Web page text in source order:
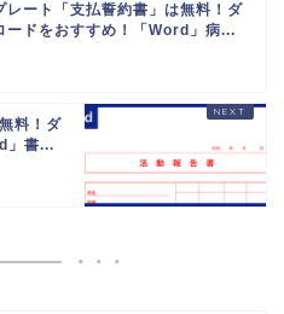
レート「支払誓約書」は無料！ダ
ードをおすすめ！「Word」病...
料！ダ
」書...